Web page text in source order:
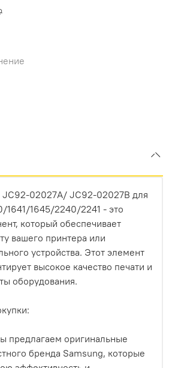
JC92-02027A/ JC92-02027B для
1641/1645/2240/2241 - это
который обеспечивает
вашего принтера или
устройства. Этот элемент
высокое качество печати и
оборудования.
предлагаем оригинальные
бренда Samsung, которые